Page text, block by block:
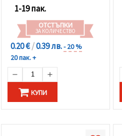
1-19 пак.
ОТСТЪПКИ
ЗА КОЛИЧЕСТВО
0.20 €/0.39 лв.- 20 %
20 пак. +
КУПИ